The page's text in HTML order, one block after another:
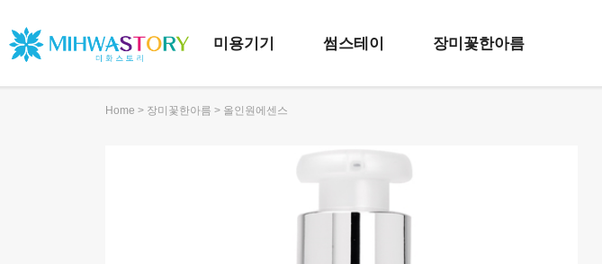
미용기기 썸스테이 장미꽃한아름
Home > 장미꽃한아름 > 올인원에센스